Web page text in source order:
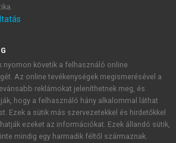
a MeRSZ újdonságairól, akcióiról.
nyomon követik a felhasználó online
Az online tevékenységek megismerésével a
reklámokat jeleníthetnek meg, és
hogy a felhasználó hány alkalommal láthat
Ezek a sütik más szervezetekkel és hirdetőkkel
ezeket az információkat. Ezek állandó sütik,
mindig egy harmadik féltől származnak.